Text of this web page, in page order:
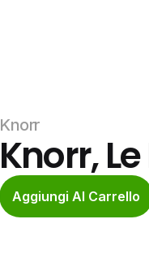
Knorr
Knorr,
Aggiungi Al Carrello